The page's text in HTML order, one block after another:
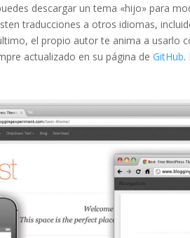
descargar un tema «hijo» para
traducciones a otros idiomas,
el propio autor te anima a usarlo
actualizado en su página deGitHub.